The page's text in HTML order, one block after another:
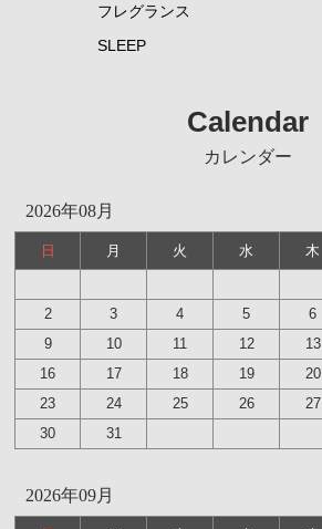
フレグランス
SLEEP
Calendar
カレンダー
2026年08月
日 月 火 水 木
2
3 4 5 6
9
10 11 12 13
16
17 18 19 20
23
24 25 26 27
30
31
2026年09月